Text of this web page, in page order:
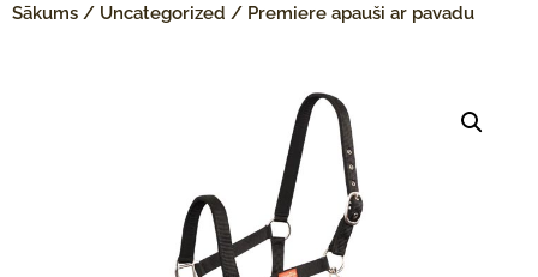
Sākums / Uncategorized / Premiere apauši ar pavadu